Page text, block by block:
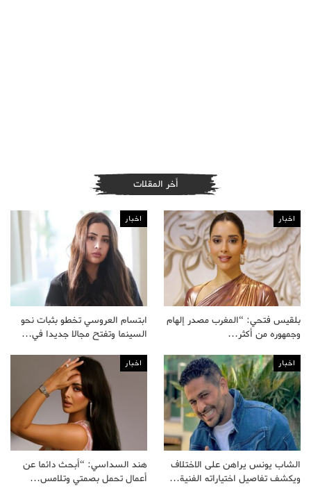
أخر المقلات
اخبار
بلقيس فتحي: “المغرب مصدر إلهام
وجمهوره من أكثر…
اخبار
ابتسام العروسي تخطو بثبات نحو
السينما وتفتح مجالا جديدا في…
اخبار
الشاب يونس يراهن على الاختلاف
ويكشف تفاصيل اختياراته الفنية…
اخبار
هند السداسي: “أبحث دائما عن
أعمال تحمل بصمتي وتلامس…